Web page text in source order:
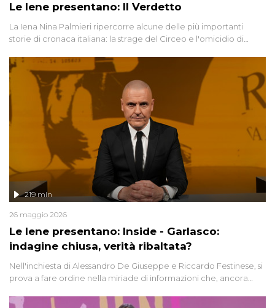
Le Iene presentano: Il Verdetto
La Iena Nina Palmieri ripercorre alcune delle più importanti
storie di cronaca italiana: la strage del Circeo e l'omicidio di
Le Iene presentano: Inside - Garlasco:
indagine chiusa, verità ribaltata?
219 min
26 maggio 2026
Nell'inchiesta di Alessandro De Giuseppe e Riccardo Festinese, si
prova a fare ordine nella miriade di informazioni che, ancora
giudiziarie più discusse degli ultimi anni. Lo speciale ricostruisce la